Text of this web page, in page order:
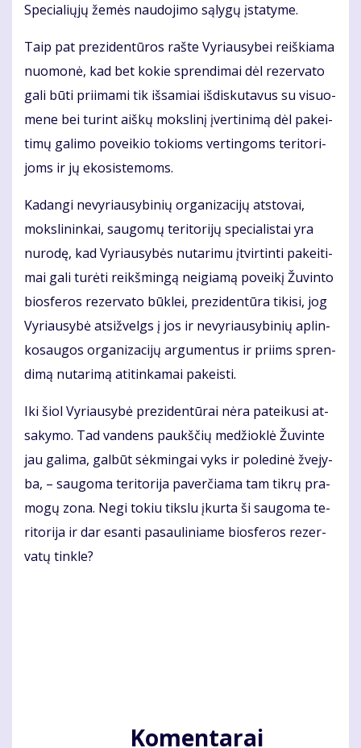
Spe­cia­lių­jų že­mės nau­do­ji­mo są­ly­gų įsta­ty­me.
Taip pat pre­zi­den­tū­ros raš­te Vy­riau­sy­bei reiš­kia­ma
nuo­mo­nė, kad bet ko­kie spren­di­mai dėl re­zer­va­to
ga­li bū­ti pri­ima­mi tik iš­sa­miai iš­dis­ku­ta­vus su vi­suo­
me­ne bei tu­rint aiš­kų moks­li­nį įver­ti­ni­mą dėl pa­kei­
ti­mų ga­li­mo po­vei­kio to­kioms ver­tin­goms te­ri­to­ri­
joms ir jų eko­sis­te­moms.
Ka­dan­gi ne­vy­riau­sy­bi­nių or­ga­ni­za­ci­jų at­sto­vai,
moks­li­nin­kai, sau­go­mų te­ri­to­ri­jų spe­cia­lis­tai yra
nu­ro­dę, kad Vy­riau­sy­bės nu­ta­ri­mu įtvir­tin­ti pa­kei­ti­
mai ga­li tu­rė­ti reikš­min­gą ne­igia­mą po­vei­kį Žu­vin­to
bios­fe­ros re­zer­va­to būk­lei, pre­zi­den­tū­ra ti­ki­si, jog
Vy­riau­sy­bė at­si­žvelgs į jos ir ne­vy­riau­sy­bi­nių ap­lin­
ko­sau­gos or­ga­ni­za­ci­jų ar­gu­men­tus ir pri­ims spren­
di­mą nu­ta­ri­mą ati­tin­ka­mai pa­keis­ti.
Iki šiol Vy­riau­sy­bė pre­zi­den­tū­rai nė­ra pa­tei­ku­si at­
sa­ky­mo. Tad van­dens paukš­čių me­džiok­lė Žu­vin­te
jau ga­li­ma, gal­būt sėk­min­gai vyks ir po­le­di­nė žve­jy­
ba, – sau­go­ma te­ri­to­ri­ja pa­ver­čia­ma tam tik­rų pra­
mo­gų zo­na. Ne­gi to­kiu tiks­lu įkur­ta ši sau­go­ma te­
ri­to­ri­ja ir dar esan­ti pa­sau­li­nia­me bios­fe­ros re­zer­
va­tų tin­kle?
Komentarai